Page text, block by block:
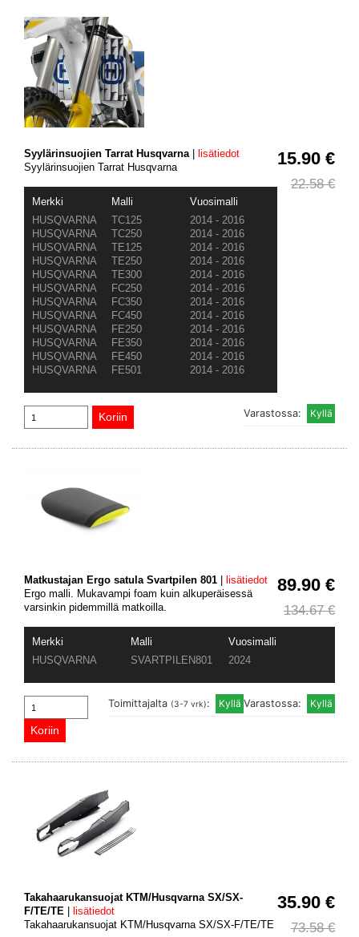
15.90 €
22.58 €
Syylärinsuojien Tarrat Husqvarna | lisätiedot
Syylärinsuojien Tarrat Husqvarna
Merkki Malli
Vuosimalli
HUSQVARNA
TC125
2014 - 2016
HUSQVARNA
TC250
2014 - 2016
HUSQVARNA
TE125
2014 - 2016
HUSQVARNA
TE250
2014 - 2016
HUSQVARNA
TE300
2014 - 2016
HUSQVARNA
FC250
2014 - 2016
HUSQVARNA
FC350
2014 - 2016
HUSQVARNA
FC450
2014 - 2016
HUSQVARNA
FE250
2014 - 2016
HUSQVARNA
FE350
2014 - 2016
HUSQVARNA
FE450
2014 - 2016
HUSQVARNA
FE501 2014 - 2016
Varastossa:
89.90 €
134.67 €
Matkustajan Ergo satula Svartpilen 801
lisätiedot
Ergo malli. Mukavampi foam kuin alkuperäisessä
varsinkin pidemmillä matkoilla.
Merkki Malli
Vuosimalli
HUSQVARNA
SVARTPILEN801 2024
Varastossa:
Toimittajalta (3-7 vrk):
35.90 €
73.58 €
Takahaarukansuojat KTM/Husqvarna SX/SX-
F/TE/TE
lisätiedot
Takahaarukansuojat KTM/Husqvarna SX/SX-F/TE/TE